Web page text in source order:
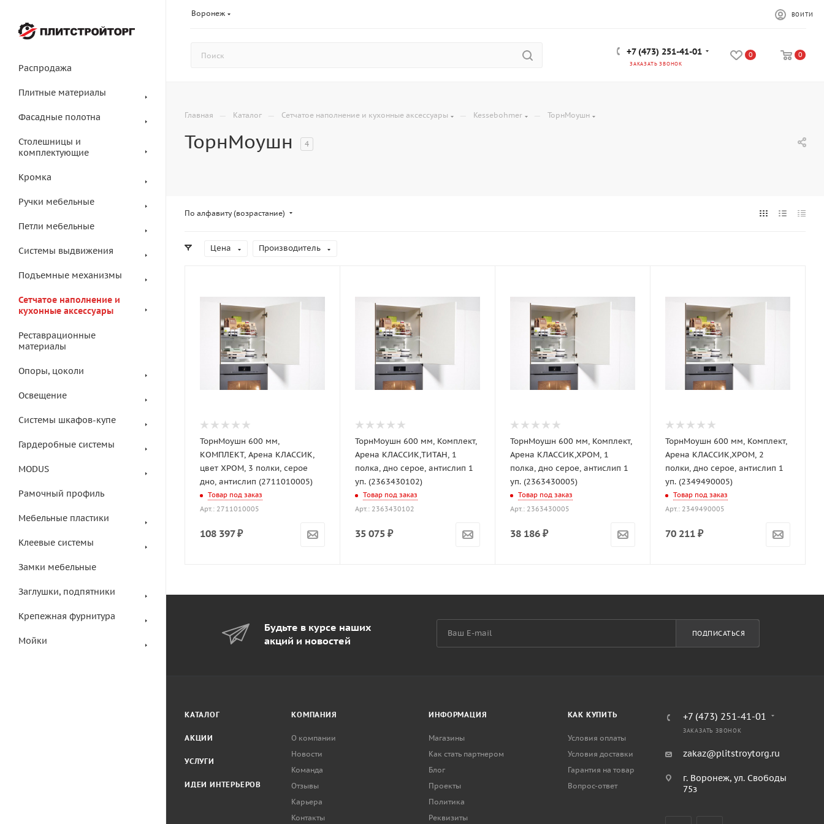
Воронеж ВОЙТИ
+7 (473) 251-41-01
ЗАКАЗАТЬ ЗВОНОК
0 0
Распродажа
Плитные материалы
Фасадные полотна
Столешницы и
комплектующие
Кромка
Ручки мебельные
Петли мебельные
Системы выдвижения
Подъемные механизмы
Сетчатое наполнение и
кухонные аксессуары
Реставрационные
материалы
Опоры, цоколи
Освещение
Системы шкафов-купе
Гардеробные системы
MODUS
Рамочный профиль
Мебельные пластики
Клеевые системы
Замки мебельные
Заглушки, подпятники
Крепежная фурнитура
Мойки
Главная — Каталог — Сетчатое наполнение и кухонные аксессуары — Kessebohmer — ТорнМоушн
ТорнМоушн 4
По алфавиту (возрастание)
Цена Производитель
ТорнМоушн 600 мм,
КОМПЛЕКТ, Арена КЛАССИК,
цвет ХРОМ, 3 полки, серое
дно, антислип (2711010005)
Товар под заказ
Арт.: 2711010005
108 397₽
ТорнМоушн 600 мм, Комплект,
Арена КЛАССИК,ТИТАН, 1
полка, дно серое, антислип 1
уп. (2363430102)
Товар под заказ
Арт.: 2363430102
35 075 ₽
ТорнМоушн 600 мм, Комплект,
Арена КЛАССИК,ХРОМ, 1
полка, дно серое, антислип 1
уп. (2363430005)
Товар под заказ
Арт.: 2363430005
38 186 ₽
ТорнМоушн 600 мм, Комплект,
Арена КЛАССИК,ХРОМ, 2
полки, дно серое, антислип 1
уп. (2349490005)
Товар под заказ
Арт.: 2349490005
70 211 ₽
Будьте в курсе наших
акций и новостей
ПОДПИСАТЬСЯ
КАТАЛОГ
АКЦИИ
УСЛУГИ
ИДЕИ ИНТЕРЬЕРОВ
КОМПАНИЯ
О компании
Новости
Команда
Отзывы
Карьера
Контакты
ИНФОРМАЦИЯ
Магазины
Как стать партнером
Блог
Проекты
Политика
Реквизиты
КАК КУПИТЬ
Условия оплаты
Условия доставки
Гарантия на товар
Вопрос-ответ
+7 (473) 251-41-01
ЗАКАЗАТЬ ЗВОНОК
zakaz@plitstroytorg.ru
г. Воронеж, ул. Свободы
75з